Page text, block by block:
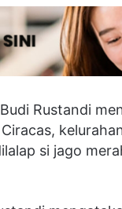
Rustandi
si jago